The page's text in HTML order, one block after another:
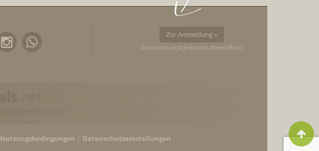
Zur Anmeldung »
(kostenlos und jederzeit abmeldbar)
Nutzungsbedingungen
Datenschutzeinstellungen